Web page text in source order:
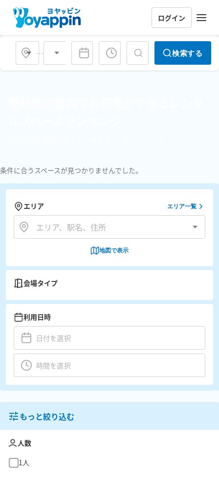
ログイン
会場タイプ 検索する
条件に合うスペースが見つかりませんでした。
エリア エリア一覧
地図で表示
会場タイプ
利用日時
もっと絞り込む
人数
1人